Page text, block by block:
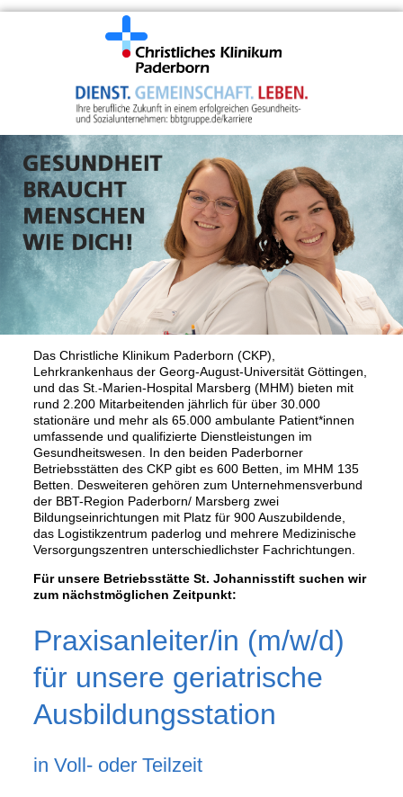
Das Christliche Klinikum Paderborn (CKP),
Lehrkrankenhaus der Georg-August-Universität Göttingen,
und das St.-Marien-Hospital Marsberg (MHM) bieten mit
rund 2.200 Mitarbeitenden jährlich für über 30.000
stationäre und mehr als 65.000 ambulante Patient*innen
umfassende und qualifizierte Dienstleistungen im
Gesundheitswesen. In den beiden Paderborner
Betriebsstätten des CKP gibt es 600 Betten, im MHM 135
Betten. Desweiteren gehören zum Unternehmensverbund
der BBT-Region Paderborn/ Marsberg zwei
Bildungseinrichtungen mit Platz für 900 Auszubildende,
das Logistikzentrum paderlog und mehrere Medizinische
Versorgungszentren unterschiedlichster Fachrichtungen.
Für unsere Betriebsstätte St. Johannisstift suchen wir
zum nächstmöglichen Zeitpunkt:
Praxisanleiter/in (m/w/d)
für unsere geriatrische
Ausbildungsstation
in Voll- oder Teilzeit